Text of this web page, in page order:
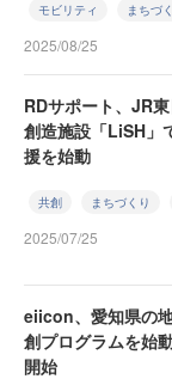
モビリティ まちづ
2025/08/25
RDサポート、JR
創造施設「LiSH」
援を始動
共創 まちづくり
2025/07/25
eiicon、愛知県の
創プログラムを始
開始